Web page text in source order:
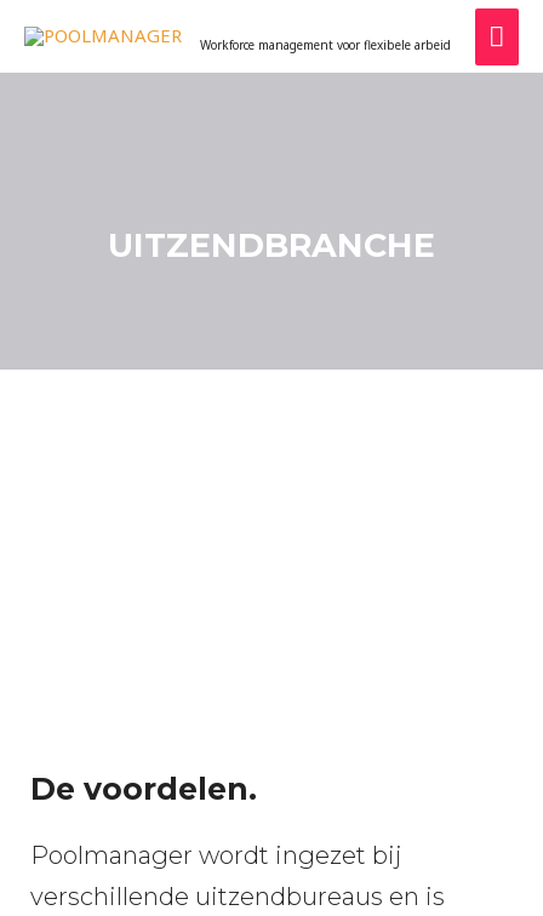
Workforce management voor flexibele arbeid
UITZENDBRANCHE
De voordelen.
Poolmanager wordt ingezet bij
verschillende uitzendbureaus en is